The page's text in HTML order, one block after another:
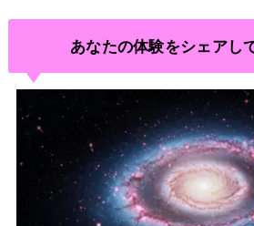
あなたの体験をシェアし